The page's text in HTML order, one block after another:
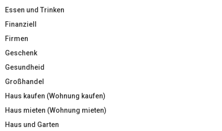
Essen und Trinken
Finanziell
Firmen
Geschenk
Gesundheid
Großhandel
Haus kaufen (Wohnung kaufen)
Haus mieten (Wohnung mieten)
Haus und Garten